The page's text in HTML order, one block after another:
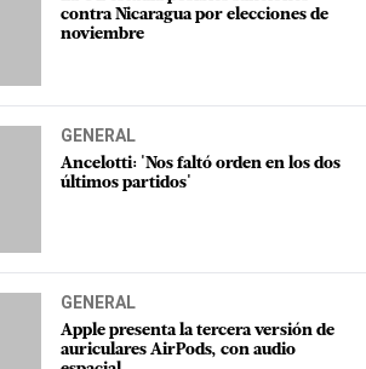
contra Nicaragua por elecciones de
noviembre
GENERAL
Ancelotti: 'Nos faltó orden en los dos
últimos partidos'
GENERAL
Apple presenta la tercera versión de
auriculares AirPods, con audio